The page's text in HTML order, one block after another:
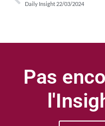
Daily Insight 22/03/2024
Pas